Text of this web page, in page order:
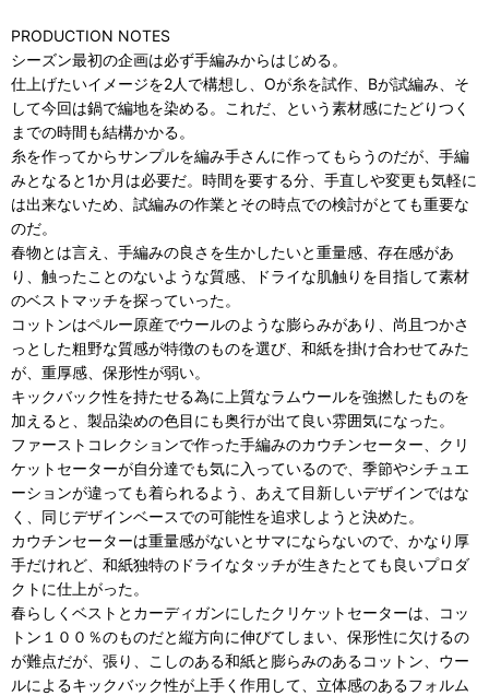
PRODUCTION NOTES
シーズン最初の企画は必ず手編みからはじめる。
仕上げたいイメージを2人で構想し、Oが糸を試作、Bが試編み、そ
して今回は鍋で編地を染める。これだ、という素材感にたどりつく
までの時間も結構かかる。
糸を作ってからサンプルを編み手さんに作ってもらうのだが、手編
みとなると1か月は必要だ。時間を要する分、手直しや変更も気軽に
は出来ないため、試編みの作業とその時点での検討がとても重要な
のだ。
春物とは言え、手編みの良さを生かしたいと重量感、存在感があ
り、触ったことのないような質感、ドライな肌触りを目指して素材
のベストマッチを探っていった。
コットンはペルー原産でウールのような膨らみがあり、尚且つかさ
っとした粗野な質感が特徴のものを選び、和紙を掛け合わせてみた
が、重厚感、保形性が弱い。
キックバック性を持たせる為に上質なラムウールを強撚したものを
加えると、製品染めの色目にも奥行が出て良い雰囲気になった。
ファーストコレクションで作った手編みのカウチンセーター、クリ
ケットセーターが自分達でも気に入っているので、季節やシチュエ
ーションが違っても着られるよう、あえて目新しいデザインではな
く、同じデザインベースでの可能性を追求しようと決めた。
カウチンセーターは重量感がないとサマにならないので、かなり厚
手だけれど、和紙独特のドライなタッチが生きたとても良いプロダ
クトに仕上がった。
春らしくベストとカーディガンにしたクリケットセーターは、コッ
トン１００％のものだと縦方向に伸びてしまい、保形性に欠けるの
が難点だが、張り、こしのある和紙と膨らみのあるコットン、ウー
ルによるキックバック性が上手く作用して、立体感のあるフォルム